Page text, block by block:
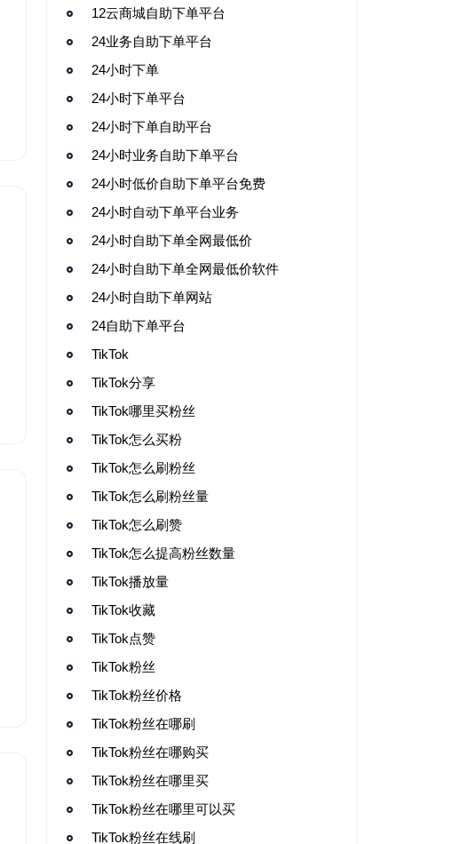
12云商城自助下单平台
24业务自助下单平台
24小时下单
24小时下单平台
24小时下单自助平台
24小时业务自助下单平台
24小时低价自助下单平台免费
24小时自动下单平台业务
24小时自助下单全网最低价
24小时自助下单全网最低价软件
24小时自助下单网站
24自助下单平台
TikTok
TikTok分享
TikTok哪里买粉丝
TikTok怎么买粉
TikTok怎么刷粉丝
TikTok怎么刷粉丝量
TikTok怎么刷赞
TikTok怎么提高粉丝数量
TikTok播放量
TikTok收藏
TikTok点赞
TikTok粉丝
TikTok粉丝价格
TikTok粉丝在哪刷
TikTok粉丝在哪购买
TikTok粉丝在哪里买
TikTok粉丝在哪里可以买
TikTok粉丝在线刷